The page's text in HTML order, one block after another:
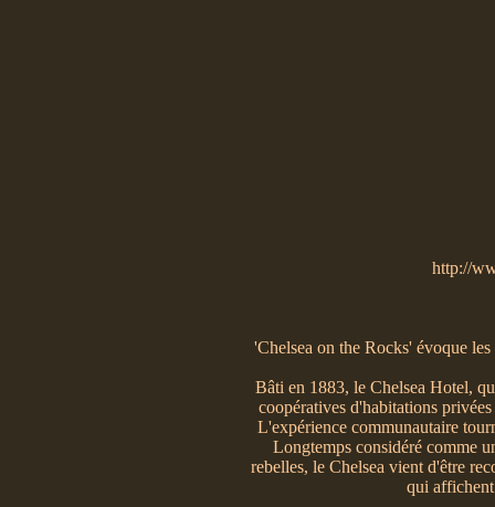
http://
'Chelsea on the Rocks' évoque
Bâti en 1883, le Chelsea Hotel,
coopératives d'habitations
L'expérience communautaire
Longtemps considéré comme
rebelles, le Chelsea vient d'être
qui